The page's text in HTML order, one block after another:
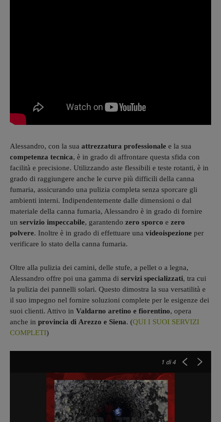
Alessandro, con la sua attrezzatura professionale e la sua
competenza tecnica, è in grado di affrontare questa sfida con
facilità e precisione. Utilizzando aste flessibili e teste rotanti, è in
grado di raggiungere anche le curve più difficili della canna
fumaria, assicurando una pulizia completa senza sporcare gli
ambienti interni. Indipendentemente dalle dimensioni o dal
materiale della canna fumaria, Alessandro è in grado di fornire
un servizio impeccabile, garantendo zero sporco e zero
polvere. Inoltre è in grado di effettuare una videoispezione per
verificare lo stato della canna fumaria.
Oltre alla pulizia dei camini, delle stufe, a pellet o a legna,
Alessandro offre poi una gamma di servizi specializzati, tra cui
la pulizia dei pannelli solari. Questo dimostra la sua versatilità e
il suo impegno nel fornire soluzioni complete per le esigenze dei
suoi clienti. Attivo in Valdarno aretino e fiorentino, opera
anche in provincia di Arezzo e Siena. (QUI I SUOI SERVIZI
COMPLETI)
1 di 4